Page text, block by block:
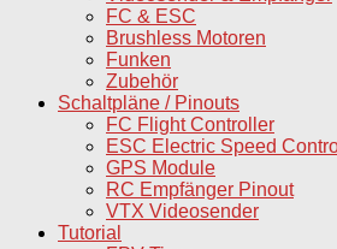
FC & ESC
Brushless Motoren
Funken
Zubehör
Schaltpläne / Pinouts
FC Flight Controller
ESC Electric Speed
GPS Module
RC Empfänger Pinout
VTX Videosender
Tutorial